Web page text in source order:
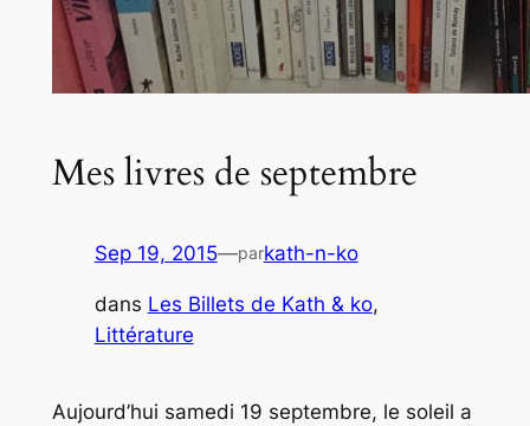
Mes livres de septembre
Sep 19, 2015—parkath-n-ko
dans Les Billets de Kath & ko
Littérature
Aujourd’hui samedi 19 septembre, le soleil a